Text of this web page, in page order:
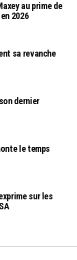
au prime de
2026
sa revanche
dernier
le temps
sur les